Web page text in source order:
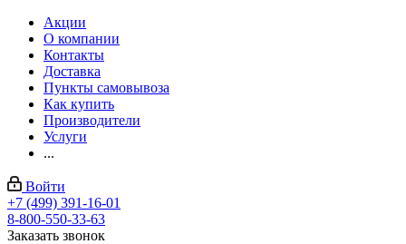
Акции
О компании
Контакты
Доставка
Пункты самовывоза
Как купить
Производители
Услуги
...
Войти
+7 (499) 391-16-01
8-800-550-33-63
Заказать звонок